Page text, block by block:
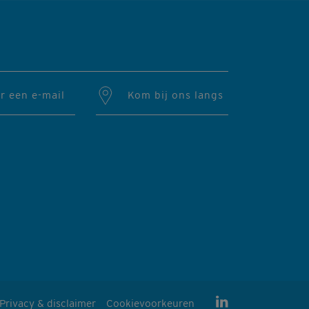
een e-mail Kom bij ons langs
Privacy & disclaimer Cookievoorkeuren